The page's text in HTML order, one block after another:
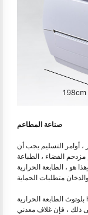
صناعة المطاعم
، أوامر التسليم يجب أن
الفضاء ، الطباعة
هو ، الطابعة الحرارية
بلوتوث الطابعة الحرارية hprt tp805 يمكن بسرعة طباعة أوامر التسليم على
ذلك ، فإن غلاف معدني